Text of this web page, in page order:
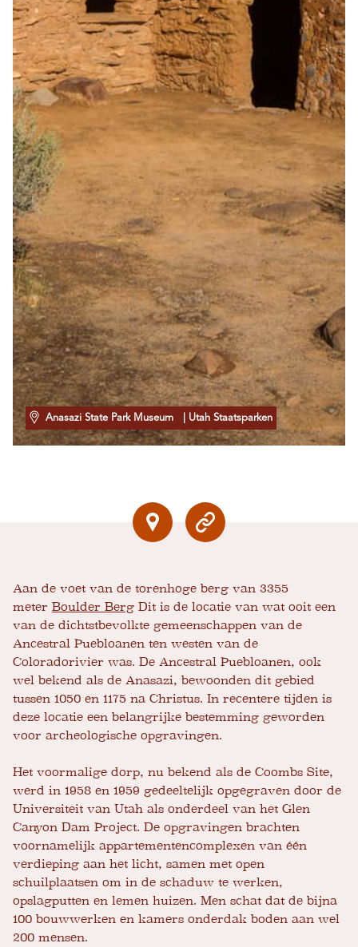
Anasazi State Park Museum | Utah Staatsparken
Aan de voet van de torenhoge berg van 3355
meter Boulder Berg Dit is de locatie van wat ooit een
van de dichtstbevolkte gemeenschappen van de
Ancestral Puebloanen ten westen van de
Coloradorivier was. De Ancestral Puebloanen, ook
wel bekend als de Anasazi, bewoonden dit gebied
tussen 1050 en 1175 na Christus. In recentere tijden is
deze locatie een belangrijke bestemming geworden
voor archeologische opgravingen.
Het voormalige dorp, nu bekend als de Coombs Site,
werd in 1958 en 1959 gedeeltelijk opgegraven door de
Universiteit van Utah als onderdeel van het Glen
Canyon Dam Project. De opgravingen brachten
voornamelijk appartementencomplexen van één
verdieping aan het licht, samen met open
schuilplaatsen om in de schaduw te werken,
opslagputten en lemen huizen. Men schat dat de bijna
100 bouwwerken en kamers onderdak boden aan wel
200 mensen.